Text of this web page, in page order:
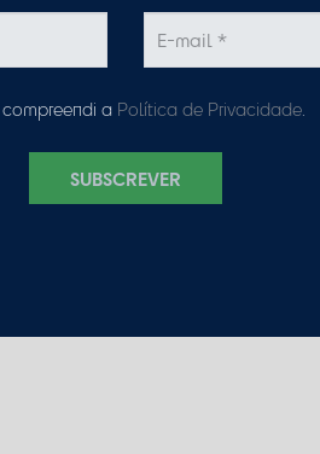
compreendi a Política de Privacidade
SUBSCREVER